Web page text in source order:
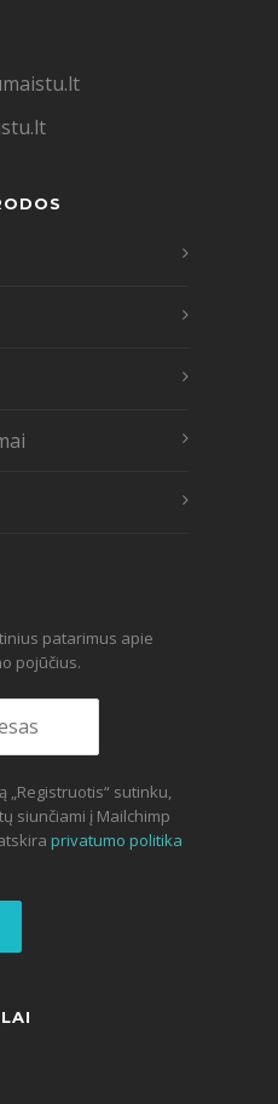
patarimus apie
pojūčius.
„Registruotis“ sutinku,
siunčiami į Mailchimp
privatumo politika